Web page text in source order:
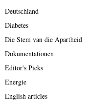
Deutschland
Diabetes
Die Stem van die Apartheid
Dokumentationen
Editor's Picks
Energie
English articles